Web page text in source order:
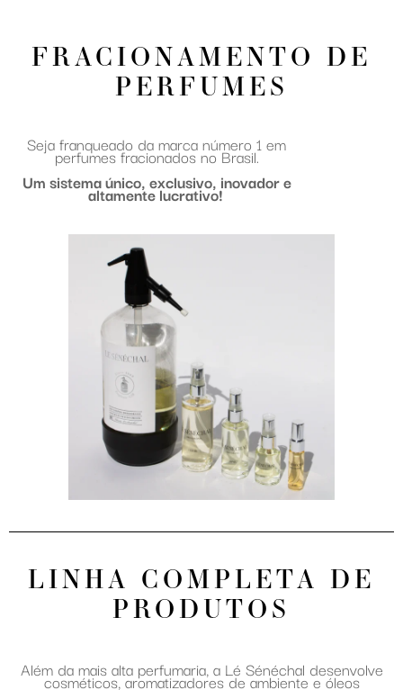
FRACIONAMENTO DE
PERFUMES
Seja franqueado da marca número 1 em
perfumes fracionados no Brasil.
Um sistema único, exclusivo, inovador e
altamente lucrativo!
LINHA COMPLETA DE
PRODUTOS
Além da mais alta perfumaria, a Lé Sénéchal desenvolve
cosméticos, aromatizadores de ambiente e óleos